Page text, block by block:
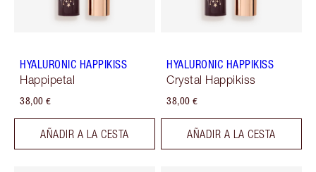
HYALURONIC HAPPIKISS
Happipetal
38,00 €
AÑADIR A LA CESTA
HYALURONIC HAPPIKISS
Crystal Happikiss
38,00 €
AÑADIR A LA CESTA